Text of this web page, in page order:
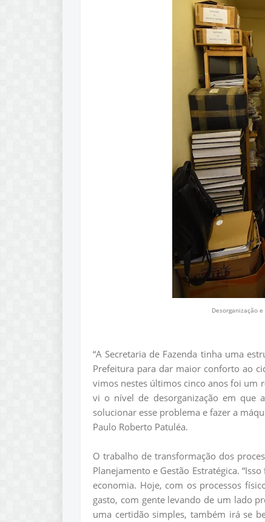
Desorganização
“A Secretaria de Fazenda tinha uma
Prefeitura para dar maior conforto ao
vimos nestes últimos cinco anos foi um
vi o nível de desorganização em que
solucionar esse problema e fazer a
Paulo Roberto Patuléa.
O trabalho de transformação dos
Planejamento e Gestão Estratégica.
economia. Hoje, com os processos
gasto, com gente levando de um lado
uma certidão simples, também irá se